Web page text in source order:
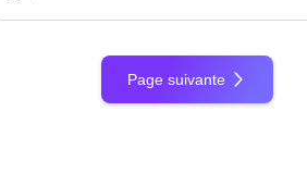
Page suivante